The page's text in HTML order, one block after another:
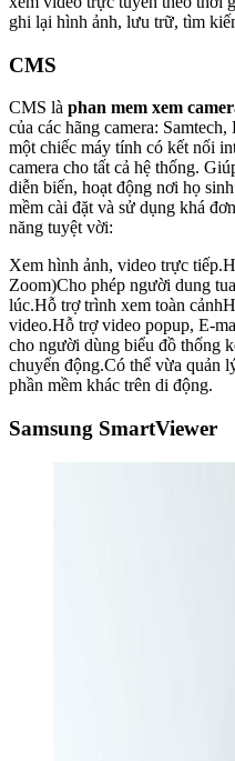
ghi lại hình ảnh, lưu trữ, tìm
CMS
CMS là phan mem xem
của các hãng camera:
một chiếc máy tính có kết nối
camera cho tất cả hệ thống.
diễn biến, hoạt động nơi họ
mềm cài đặt và sử dụng khá
năng tuyệt vời:
Xem hình ảnh, video trực
Zoom)Cho phép người dung
lúc.Hỗ trợ trình xem toàn
video.Hỗ trợ video popup, E-
cho người dùng biểu đồ thống
chuyển động.Có thể vừa quản
phần mềm khác trên di động.
Samsung SmartViewer